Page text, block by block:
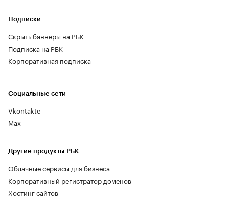
Социальные сети
Vkontakte
Max
Другие продукты РБК
Облачные сервисы для бизнеса
Корпоративный регистратор доменов
Хостинг сайтов
Подписки
Скрыть баннеры на РБК
Подписка на РБК
Корпоративная подписка